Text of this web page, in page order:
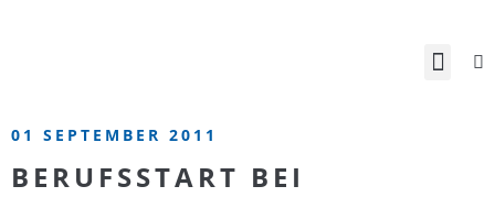
01 SEPTEMBER 2011
BERUFSSTART BEI